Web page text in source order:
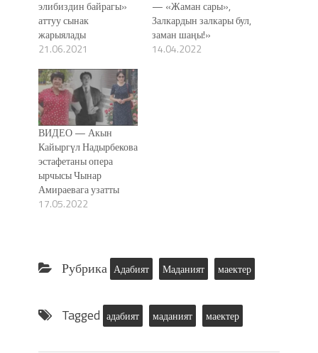
элибиздин байрагы»
аттуу сынак
жарыялады
21.06.2021
— «Жаман сары»,
Залкардын залкары бул,
заман шаңы!»
14.04.2022
ВИДЕО — Акын
Кайыргүл Надырбекова
эстафетаны опера
ырчысы Чынар
Амираевага узатты
17.05.2022
Рубрика Адабият Маданият маектер
Tagged адабият маданият маектер